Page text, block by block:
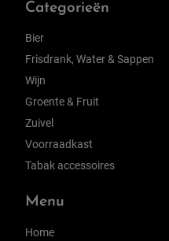
Categorieën
Bier
Frisdrank, Water & Sappen
Wijn
Groente & Fruit
Zuivel
Voorraadkast
Tabak accessoires
Menu
Home